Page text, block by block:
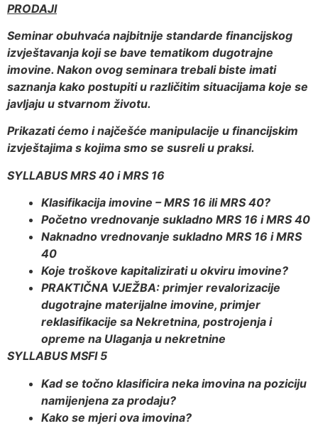
PRODAJI
Seminar obuhvaća najbitnije standarde financijskog
izvještavanja koji se bave tematikom dugotrajne
imovine. Nakon ovog seminara trebali biste imati
saznanja kako postupiti u različitim situacijama koje se
javljaju u stvarnom životu.
Prikazati ćemo i najčešće manipulacije u financijskim
izvještajima s kojima smo se susreli u praksi.
SYLLABUS MRS 40 i MRS 16
Klasifikacija imovine – MRS 16 ili MRS 40?
Početno vrednovanje sukladno MRS 16 i MRS 40
Naknadno vrednovanje sukladno MRS 16 i MRS
40
Koje troškove kapitalizirati u okviru imovine?
PRAKTIČNA VJEŽBA: primjer revalorizacije
dugotrajne materijalne imovine, primjer
reklasifikacije sa Nekretnina, postrojenja i
opreme na Ulaganja u nekretnine
SYLLABUS MSFI 5
Kad se točno klasificira neka imovina na poziciju
namijenjena za prodaju?
Kako se mjeri ova imovina?